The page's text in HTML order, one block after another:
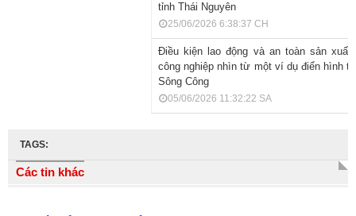
tỉnh Thái Nguyên
25/06/2026 6:38:37 CH
Điều kiện lao động và an toàn sản
công nghiệp nhìn từ một ví dụ điển hình
Sông Công
05/06/2026 11:32:22 SA
TAGS:
Các tin khác